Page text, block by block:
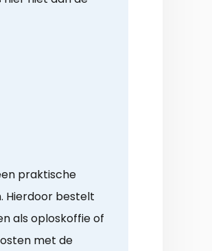
praktische
Hierdoor bestelt
als oploskoffie of
met de